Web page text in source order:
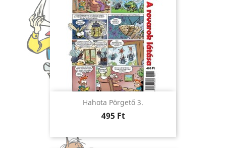
Hahota Pörgető 3.
Ár
495 Ft